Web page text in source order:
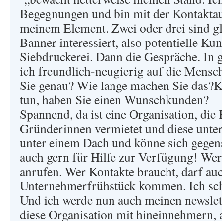
Begegnungen und bin mit der
meinem Element. Zwei oder drei sind
Banner interessiert, also potentielle
Siebdruckerei. Dann die Gespräche. In
ich freundlich-neugierig auf die
Sie genau? Wie lange machen Sie
tun, haben Sie einen Wunschkunden?
Spannend, da ist eine Organisation, die
Gründerinnen vermietet und diese
unter einem Dach und könne sich
auch gern für Hilfe zur Verfügung!
anrufen. Wer Kontakte braucht, darf
Unternehmerfrühstück kommen. Ich
Und ich werde nun auch meinen
diese Organisation mit hineinnehmern,